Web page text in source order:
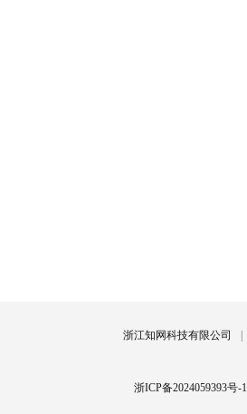
浙江知网科技有限公司
浙ICP备2024059393号-1